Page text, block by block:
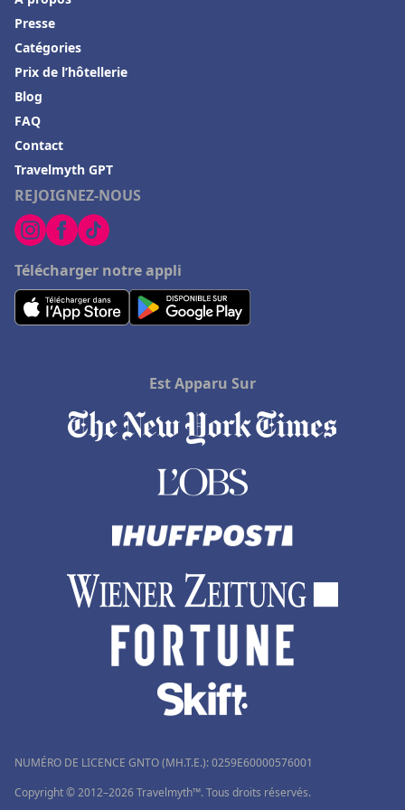
REJOIGNEZ-NOUS
Télécharger notre appli
Presse
Catégories
Prix de l’hôtellerie
Blog
FAQ
Contact
Travelmyth GPT
Est Apparu Sur
NUMÉRO DE LICENCE GNTO (MH.T.E.): 0259Ε60000576001
Copyright © 2012–2026 Travelmyth™. Tous droits réservés.